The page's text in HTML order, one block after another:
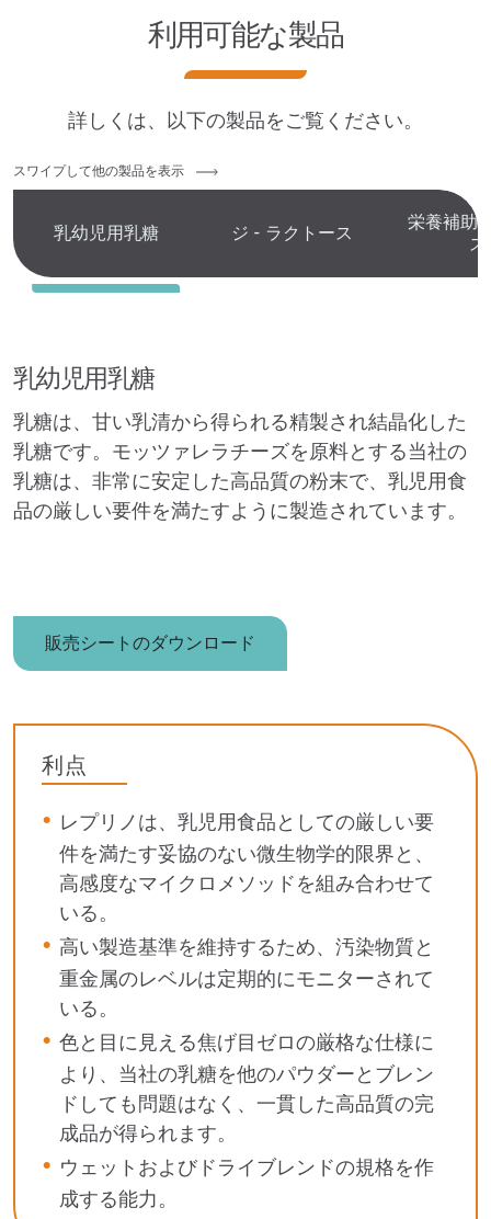
利用可能な製品
詳しくは、以下の製品をご覧ください。
スワイプして他の製品を表示
乳幼児用乳糖 ジ - ラクトース
栄養補助
ス
乳幼児用乳糖
乳糖は、甘い乳清から得られる精製され結晶化した
乳糖です。モッツァレラチーズを原料とする当社の
乳糖は、非常に安定した高品質の粉末で、乳児用食
品の厳しい要件を満たすように製造されています。
販売シートのダウンロード
利点
レプリノは、乳児用食品としての厳しい要
件を満たす妥協のない微生物学的限界と、
高感度なマイクロメソッドを組み合わせて
いる。
高い製造基準を維持するため、汚染物質と
重金属のレベルは定期的にモニターされて
いる。
色と目に見える焦げ目ゼロの厳格な仕様に
より、当社の乳糖を他のパウダーとブレン
ドしても問題はなく、一貫した高品質の完
成品が得られます。
ウェットおよびドライブレンドの規格を作
成する能力。